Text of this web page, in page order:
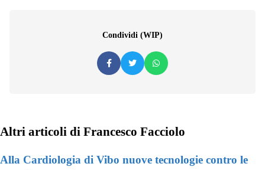
Condividi (WIP)
Altri articoli di Francesco Facciolo
Alla Cardiologia di Vibo nuove tecnologie contro le